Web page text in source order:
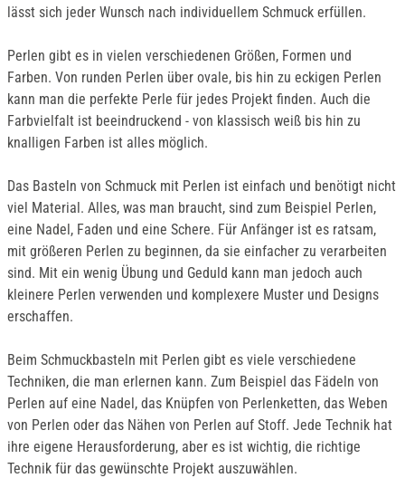
lässt sich jeder Wunsch nach individuellem Schmuck erfüllen.
Perlen gibt es in vielen verschiedenen Größen, Formen und
Farben. Von runden Perlen über ovale, bis hin zu eckigen Perlen
kann man die perfekte Perle für jedes Projekt finden. Auch die
Farbvielfalt ist beeindruckend - von klassisch weiß bis hin zu
knalligen Farben ist alles möglich.
Das Basteln von Schmuck mit Perlen ist einfach und benötigt nicht
viel Material. Alles, was man braucht, sind zum Beispiel Perlen,
eine Nadel, Faden und eine Schere. Für Anfänger ist es ratsam,
mit größeren Perlen zu beginnen, da sie einfacher zu verarbeiten
sind. Mit ein wenig Übung und Geduld kann man jedoch auch
kleinere Perlen verwenden und komplexere Muster und Designs
erschaffen.
Beim Schmuckbasteln mit Perlen gibt es viele verschiedene
Techniken, die man erlernen kann. Zum Beispiel das Fädeln von
Perlen auf eine Nadel, das Knüpfen von Perlenketten, das Weben
von Perlen oder das Nähen von Perlen auf Stoff. Jede Technik hat
ihre eigene Herausforderung, aber es ist wichtig, die richtige
Technik für das gewünschte Projekt auszuwählen.